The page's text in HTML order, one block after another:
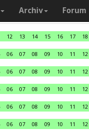
Archiv Forum
12 13 14 15 16 17 18
06 07 08 09 10 11 12
06 07 08 09 10 11 12
06 07 08 09 10 11 12
06 07 08 09 10 11 12
06 07 08 09 10 11 12